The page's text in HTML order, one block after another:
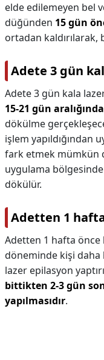
elde edilemeyen bel
düğünden 15 gün
ortadan kaldırılarak,
Adete 3 gün
Adete 3 gün kala
15-21 gün aralığında
dökülme
işlem
fark etmek mümkün
uygulama
dökülür.
Adetten 1 hafta
Adetten 1 hafta önce
döneminde kişi daha
lazer epilasyon
bittikten 2-3 gün
yapılmasıdır.